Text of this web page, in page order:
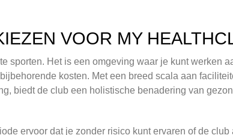
VOOR MY
sporten. Het is een omgeving waar je kunt werken
kosten. Met een breed scala aan
biedt de club een holistische benadering van
ervoor dat je zonder risico kunt ervaren of de club